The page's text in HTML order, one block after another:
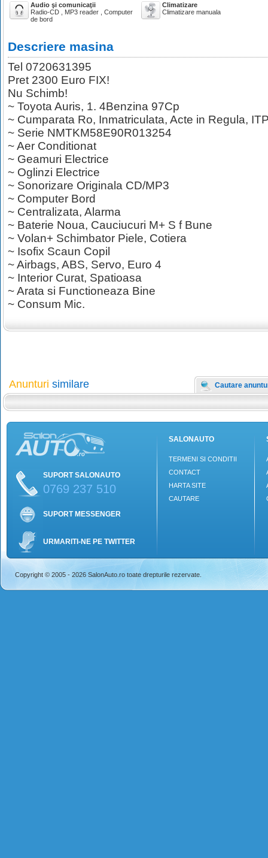
Audio şi comunicaţii
Radio-CD , MP3 reader , Computer
de bord
Climatizare
Climatizare manuala
Descriere masina
Tel 0720631395
Pret 2300 Euro FIX!
Nu Schimb!
~ Toyota Auris, 1. 4Benzina 97Cp
~ Cumparata Ro, Inmatriculata, Acte in Regula,
~ Serie NMTKM58E90R013254
~ Aer Conditionat
~ Geamuri Electrice
~ Oglinzi Electrice
~ Sonorizare Originala CD/MP3
~ Computer Bord
~ Centralizata, Alarma
~ Baterie Noua, Cauciucuri M+ S f Bune
~ Volan+ Schimbator Piele, Cotiera
~ Isofix Scaun Copil
~ Airbags, ABS, Servo, Euro 4
~ Interior Curat, Spatioasa
~ Arata si Functioneaza Bine
~ Consum Mic.
Anunturi similare Cautare
SUPORT SALONAUTO
0769 237 510
SUPORT MESSENGER
URMARITI-NE PE TWITTER
SALONAUTO
TERMENI SI CONDITII
CONTACT
HARTA SITE
CAUTARE
Copyright © 2005 - 2026 SalonAuto.ro toate drepturile rezervate.